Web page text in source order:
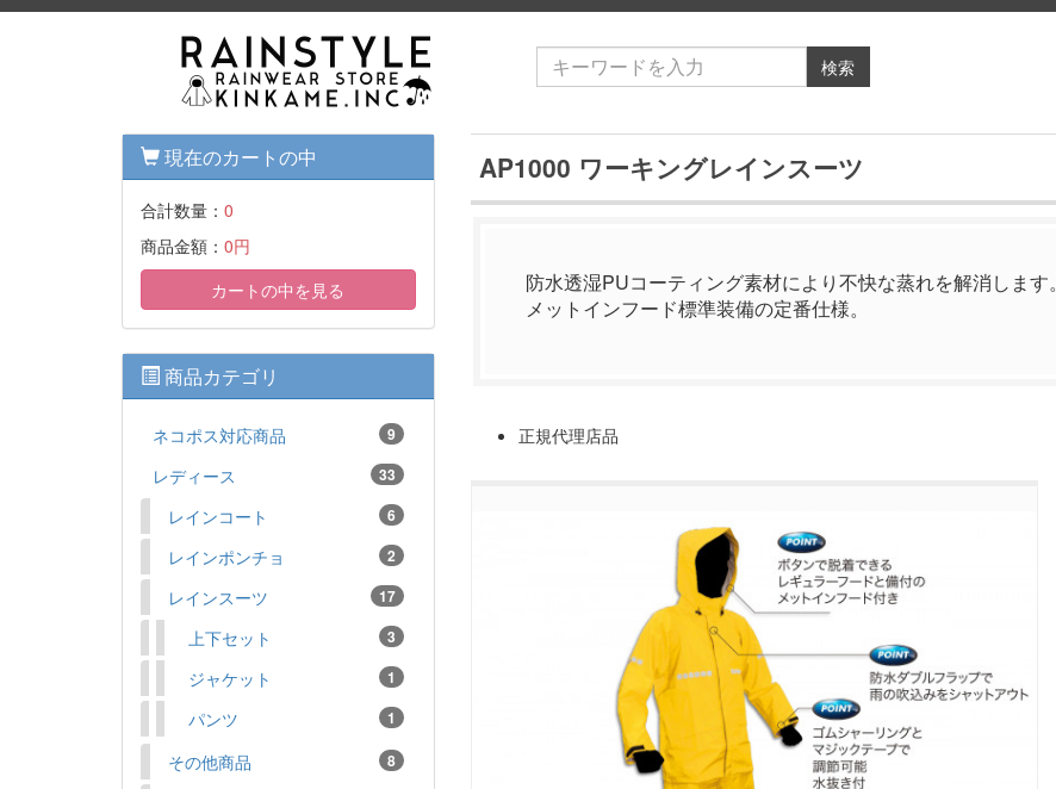
検索
AP1000 ワーキングレインスーツ
防水透湿PUコーティング素材により不快な蒸れを解消します。
メットインフード標準装備の定番仕様。
正規代理店品
現在のカートの中
合計数量： 0
商品金額： 0円
カートの中を見る
商品カテゴリ
ネコポス対応商品 9
レディース 33
レインコート 6
レインポンチョ 2
レインスーツ 17
上下セット 3
ジャケット 1
パンツ 1
その他商品 8